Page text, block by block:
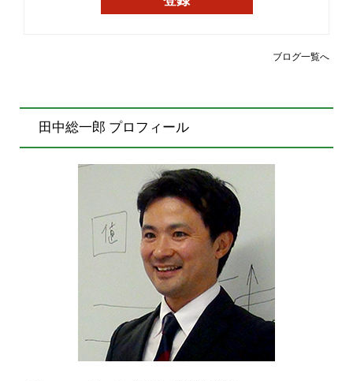
ブログ一覧へ
田中総一郎 プロフィール